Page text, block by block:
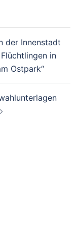
der Innenstadt
in
Ostpark“